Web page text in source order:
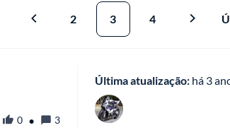
2 3 4
0 • 3
Última atualização: há 3